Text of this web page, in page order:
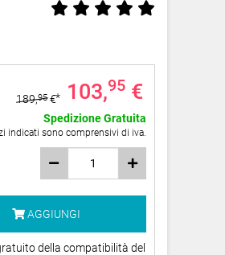
189,95€ 103,95€
Spedizione Gratuita
indicati sono comprensivi di iva.
AGGIUNGI
della compatibilità del